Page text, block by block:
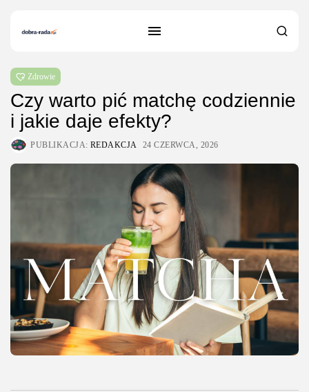
Zdrowie
Czy warto pić matchę codziennie
i jakie daje efekty?
PUBLIKACJA: REDAKCJA 24 CZERWCA, 2026